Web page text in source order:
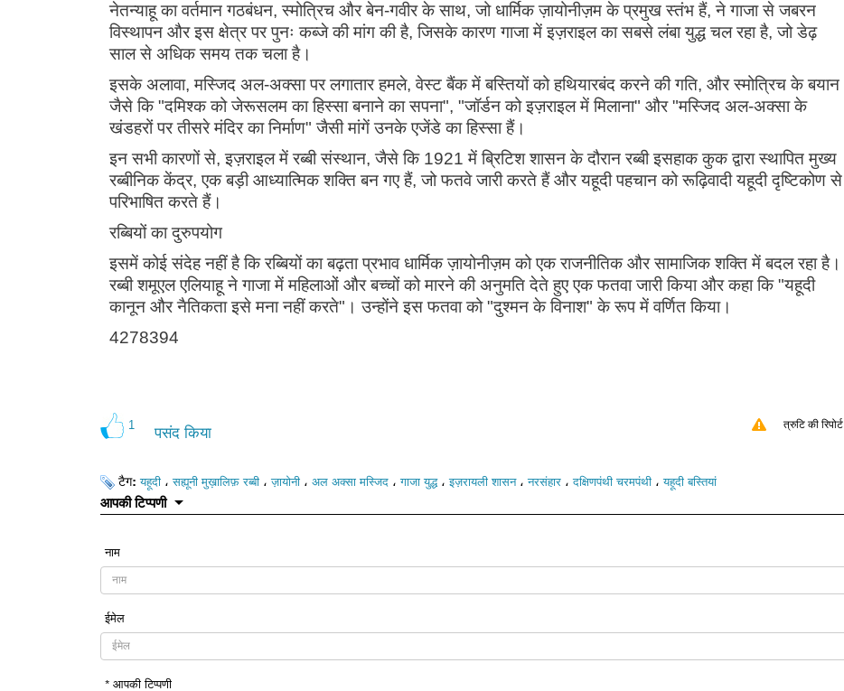
नेतन्याहू का वर्तमान गठबंधन, स्मोत्रिच और बेन-गवीर के साथ, जो धार्मिक ज़ायोनीज़म के प्रमुख स्तंभ हैं, ने गाजा से जबरन
विस्थापन और इस क्षेत्र पर पुनः कब्जे की मांग की है, जिसके कारण गाजा में इज़राइल का सबसे लंबा युद्ध चल रहा है, जो डेढ़
साल से अधिक समय तक चला है।
इसके अलावा, मस्जिद अल-अक्सा पर लगातार हमले, वेस्ट बैंक में बस्तियों को हथियारबंद करने की गति, और स्मोत्रिच के बयान
जैसे कि "दमिश्क को जेरूसलम का हिस्सा बनाने का सपना", "जॉर्डन को इज़राइल में मिलाना" और "मस्जिद अल-अक्सा के
खंडहरों पर तीसरे मंदिर का निर्माण" जैसी मांगें उनके एजेंडे का हिस्सा हैं।
इन सभी कारणों से, इज़राइल में रब्बी संस्थान, जैसे कि 1921 में ब्रिटिश शासन के दौरान रब्बी इसहाक कुक द्वारा स्थापित मुख्य
रब्बीनिक केंद्र, एक बड़ी आध्यात्मिक शक्ति बन गए हैं, जो फतवे जारी करते हैं और यहूदी पहचान को रूढ़िवादी यहूदी दृष्टिकोण से
परिभाषित करते हैं।
रब्बियों का दुरुपयोग
इसमें कोई संदेह नहीं है कि रब्बियों का बढ़ता प्रभाव धार्मिक ज़ायोनीज़म को एक राजनीतिक और सामाजिक शक्ति में बदल रहा है।
रब्बी शमूएल एलियाहू ने गाजा में महिलाओं और बच्चों को मारने की अनुमति देते हुए एक फतवा जारी किया और कहा कि "यहूदी
कानून और नैतिकता इसे मना नहीं करते"। उन्होंने इस फतवा को "दुश्मन के विनाश" के रूप में वर्णित किया।
4278394
1 पसंद किया त्रुटि की रिपोर्ट
टैग:यहूदी ،सह्यूनी मुख़ालिफ़ रब्बी ،ज़ायोनी ، अल अक्सा मस्जिद ،गाजा युद्ध،इज़रायली शासन،नरसंहार ،दक्षिणपंथी चरमपंथी ،यहूदी बस्तियां
आपकी टिप्पणी
नाम
ईमेल
* आपकी टिप्पणी